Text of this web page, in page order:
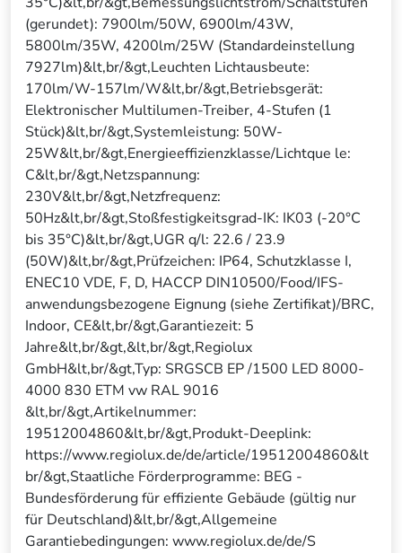
(gerundet): 7900lm/50W, 6900lm/43W,
5800lm/35W, 4200lm/25W (Standardeinstellung
7927lm)&lt,br/&gt,Leuchten Lichtausbeute:
170lm/W-157lm/W&lt,br/&gt,Betriebsgerät:
Elektronischer Multilumen-Treiber, 4-Stufen (1
Stück)&lt,br/&gt,Systemleistung: 50W-
25W&lt,br/&gt,Energieeffizienzklasse/Lichtque le:
C&lt,br/&gt,Netzspannung:
230V&lt,br/&gt,Netzfrequenz:
50Hz&lt,br/&gt,Stoßfestigkeitsgrad-IK: IK03 (-20°C
bis 35°C)&lt,br/&gt,UGR q/l: 22.6 / 23.9
(50W)&lt,br/&gt,Prüfzeichen: IP64, Schutzklasse I,
ENEC10 VDE, F, D, HACCP DIN10500/Food/IFS-
anwendungsbezogene Eignung (siehe Zertifikat)/BRC,
Indoor, CE&lt,br/&gt,Garantiezeit: 5
Jahre&lt,br/&gt,&lt,br/&gt,Regiolux
GmbH&lt,br/&gt,Typ: SRGSCB EP /1500 LED 8000-
4000 830 ETM vw RAL 9016
&lt,br/&gt,Artikelnummer:
19512004860&lt,br/&gt,Produkt-Deeplink:
https://www.regiolux.de/de/article/19512004860&lt
br/&gt,Staatliche Förderprogramme: BEG -
Bundesförderung für effiziente Gebäude (gültig nur
für Deutschland)&lt,br/&gt,Allgemeine
Garantiebedingungen: www.regiolux.de/de/S